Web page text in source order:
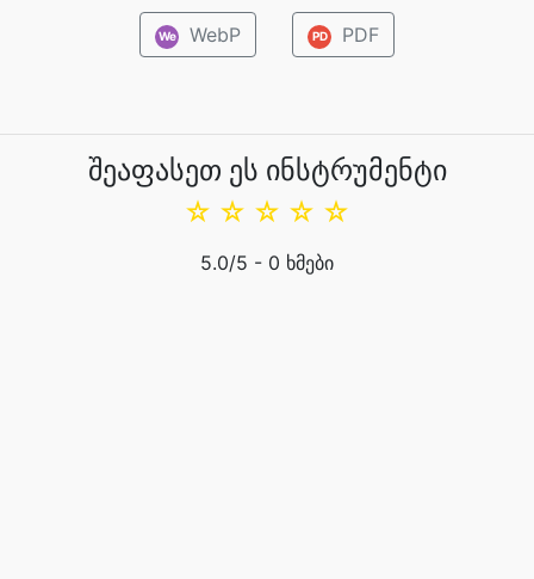
We WebP PD PDF
შეაფასეთ ეს ინსტრუმენტი
☆
☆
☆
☆
☆
5.0/5 - 0 ხმები